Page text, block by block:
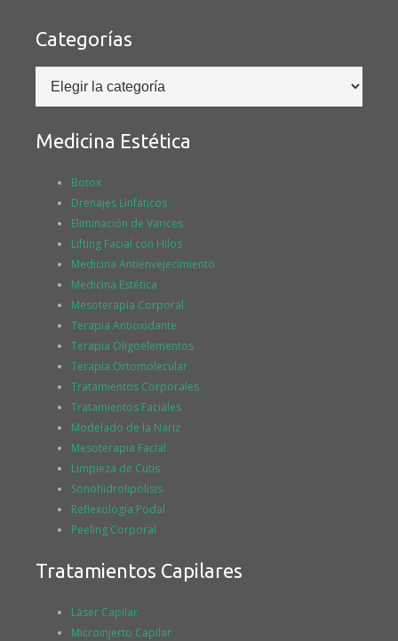
Categorías
Categorías
Medicina Estética
Botox
Drenajes Linfáticos
Eliminación de Varices
Lifting Facial con Hilos
Medicina Antienvejecimiento
Medicina Estética
Mesoterapia Corporal
Terapia Antioxidante
Terapia Oligoelementos
Terapia Ortomolecular
Tratamientos Corporales
Tratamientos Faciales
Modelado de la Nariz
Mesoterapia Facial
Limpieza de Cutis
Sonohidrolipolisis
Reflexología Podal
Peeling Corporal
Tratamientos Capilares
Láser Capilar
Microinjerto Capilar